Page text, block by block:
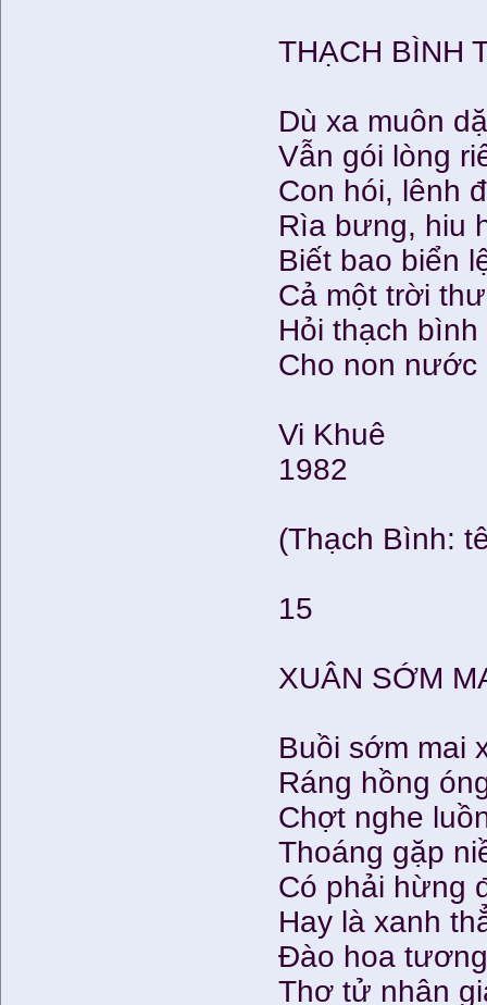
THẠCH BÌNH
Dù xa muôn
Vẫn gói lòng
Con hói, lênh
Rìa bưng, hiu
Biết bao biển
Cả một trời
Hỏi thạch
Cho non
Vi Khuê
1982
(Thạch Bình:
15
XUÂN SỚM
Buồi sớm mai
Ráng hồng
Chợt nghe
Thoáng gặp
Có phải hừng
Hay là xanh
Đào hoa
Thơ tử nhân